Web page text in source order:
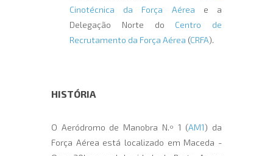
Cinotécnica da Força Aérea e a
Delegação Norte do Centro de
Recrutamento da Força Aérea (CRFA).
HISTÓRIA
O Aeródromo de Manobra N.º 1 (AM1) da
Força Aérea está localizado em Maceda -